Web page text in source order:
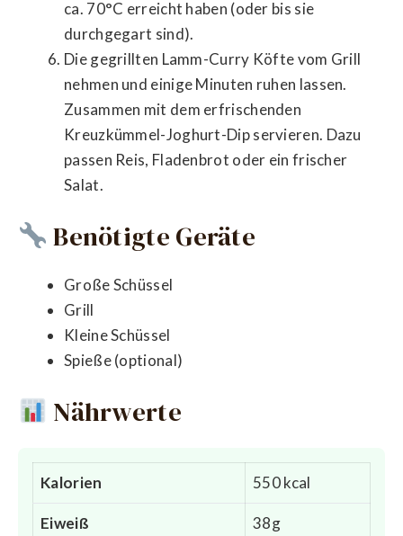
ca. 70°C erreicht haben (oder bis sie
durchgegart sind).
Die gegrillten Lamm-Curry Köfte vom Grill
nehmen und einige Minuten ruhen lassen.
Zusammen mit dem erfrischenden
Kreuzkümmel-Joghurt-Dip servieren. Dazu
passen Reis, Fladenbrot oder ein frischer
Salat.
Benötigte Geräte
Große Schüssel
Grill
Kleine Schüssel
Spieße (optional)
Nährwerte
Kalorien 550 kcal
Eiweiß 38g